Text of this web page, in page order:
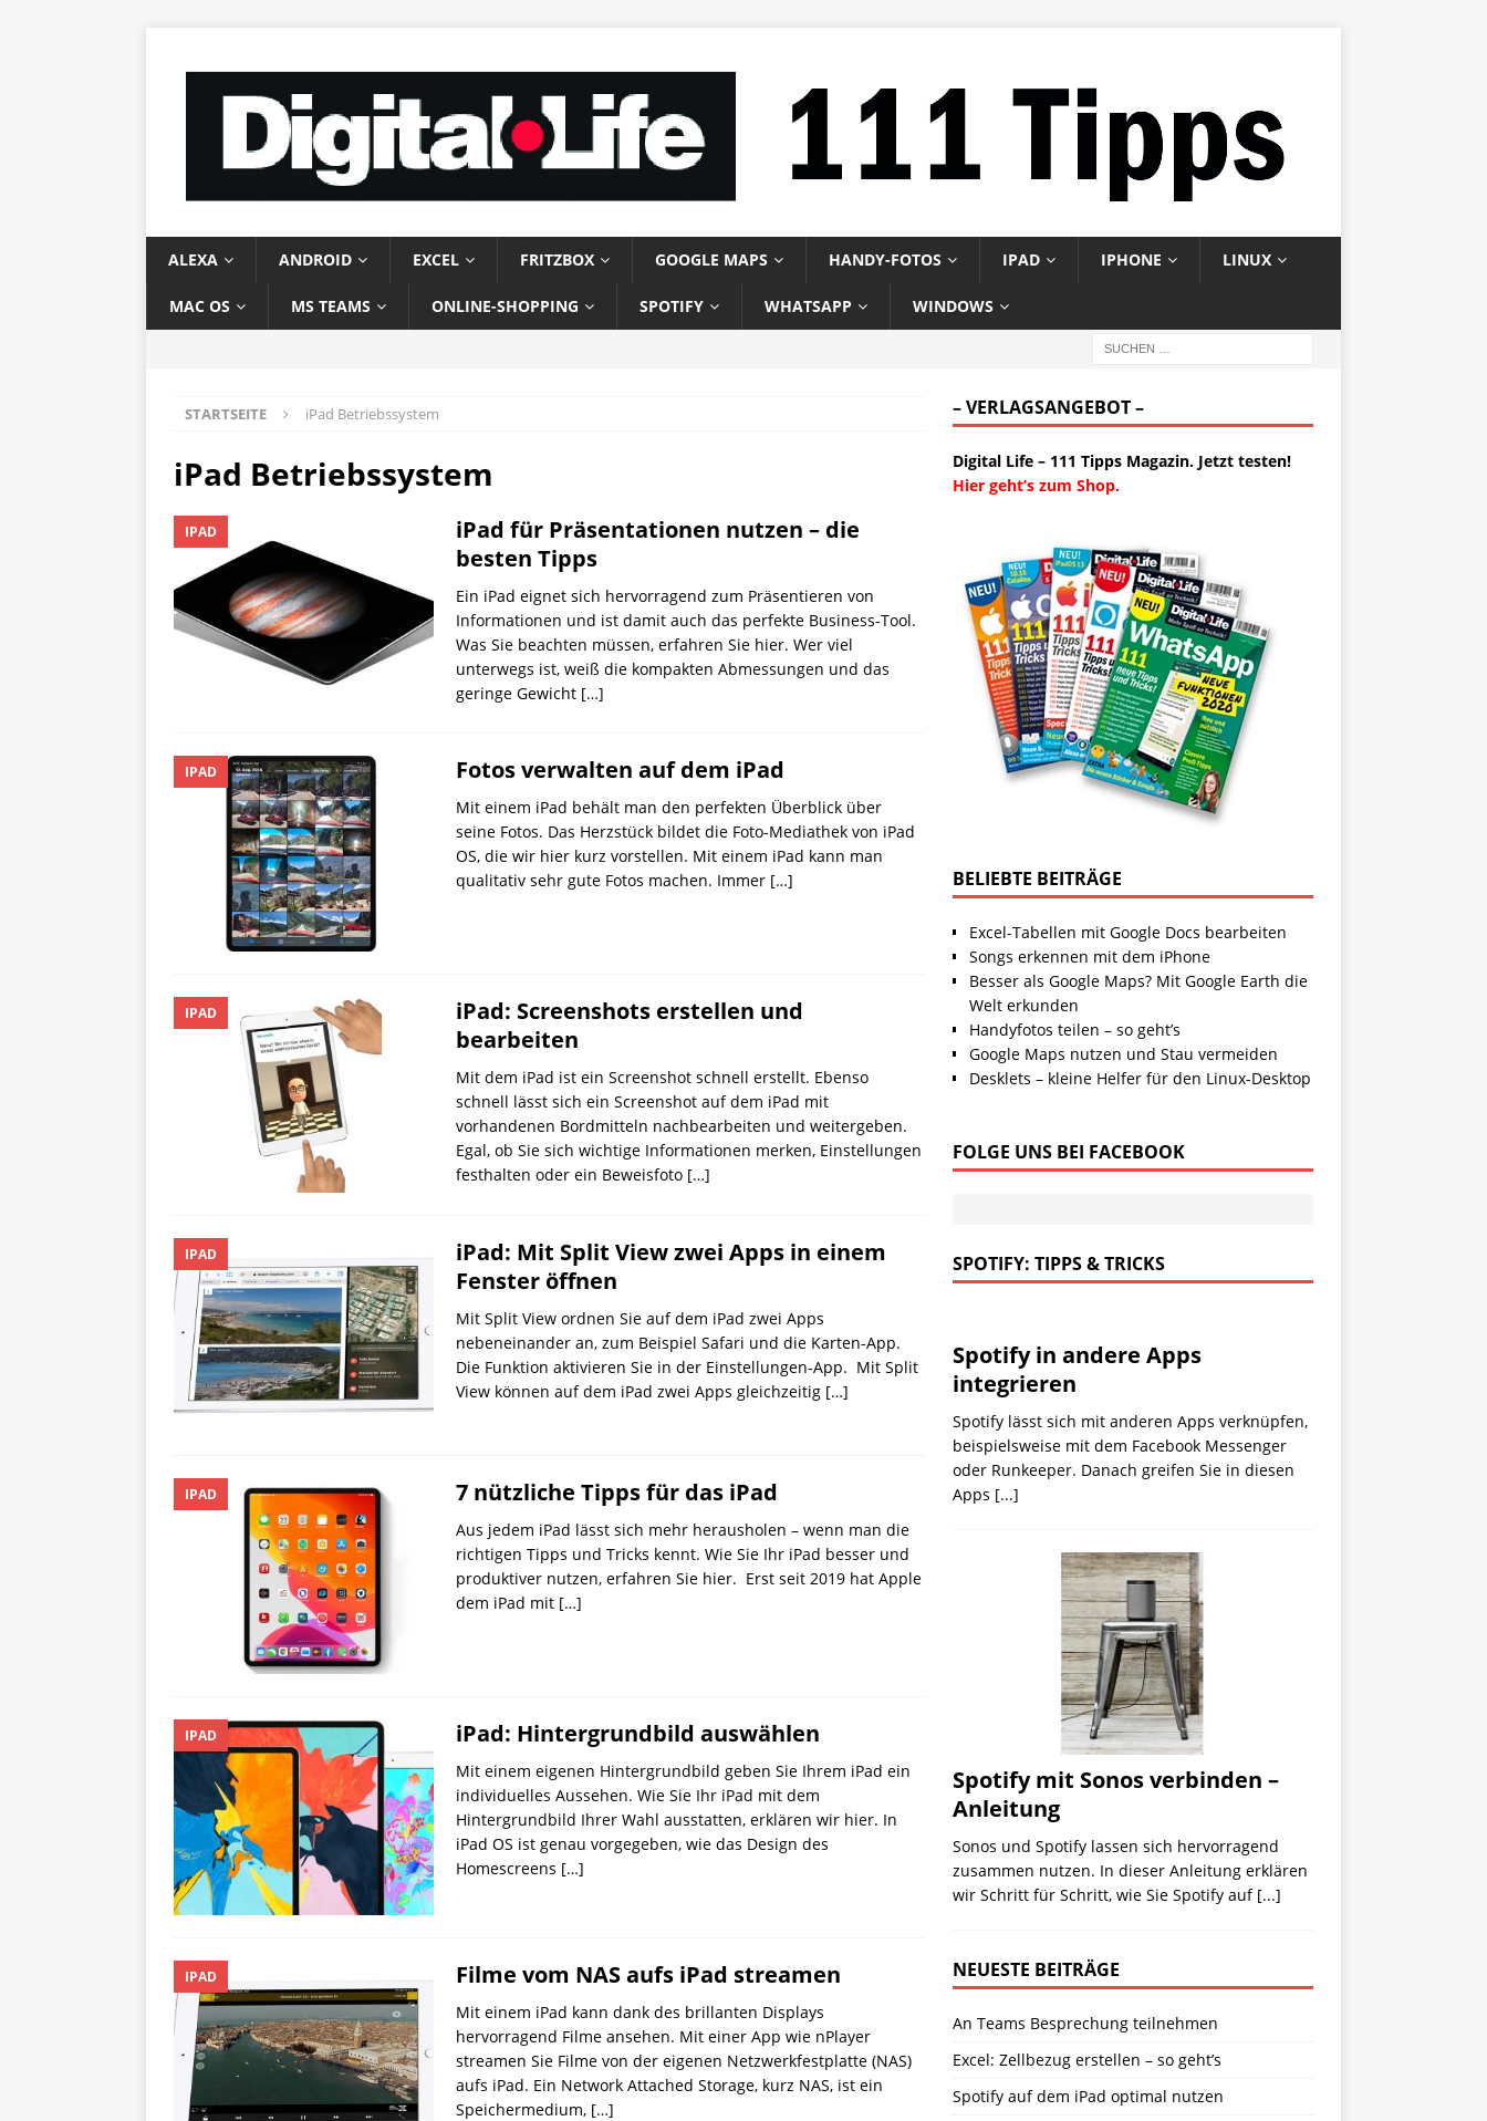
ALEXA ANDROID EXCEL FRITZBOX GOOGLE MAPS HANDY-FOTOS IPAD IPHONE LINUX
MAC OS MS TEAMS ONLINE-SHOPPING SPOTIFY WHATSAPP WINDOWS
STARTSEITE iPad Betriebssystem
iPad Betriebssystem
IPAD
iPad für Präsentationen nutzen – die
besten Tipps
Ein iPad eignet sich hervorragend zum Präsentieren von
Informationen und ist damit auch das perfekte Business-Tool.
Was Sie beachten müssen, erfahren Sie hier. Wer viel
unterwegs ist, weiß die kompakten Abmessungen und das
geringe Gewicht […]
IPAD Fotos verwalten auf dem iPad
Mit einem iPad behält man den perfekten Überblick über
seine Fotos. Das Herzstück bildet die Foto-Mediathek von iPad
OS, die wir hier kurz vorstellen. Mit einem iPad kann man
qualitativ sehr gute Fotos machen. Immer […]
IPAD
iPad: Screenshots erstellen und
bearbeiten
Mit dem iPad ist ein Screenshot schnell erstellt. Ebenso
schnell lässt sich ein Screenshot auf dem iPad mit
vorhandenen Bordmitteln nachbearbeiten und weitergeben.
Egal, ob Sie sich wichtige Informationen merken, Einstellungen
festhalten oder ein Beweisfoto […]
IPAD
iPad: Mit Split View zwei Apps in einem
Fenster öffnen
Mit Split View ordnen Sie auf dem iPad zwei Apps
nebeneinander an, zum Beispiel Safari und die Karten-App.
Die Funktion aktivieren Sie in der Einstellungen-App. Mit Split
View können auf dem iPad zwei Apps gleichzeitig […]
IPAD 7 nützliche Tipps für das iPad
Aus jedem iPad lässt sich mehr herausholen – wenn man die
richtigen Tipps und Tricks kennt. Wie Sie Ihr iPad besser und
produktiver nutzen, erfahren Sie hier. Erst seit 2019 hat Apple
dem iPad mit […]
IPAD iPad: Hintergrundbild auswählen
Mit einem eigenen Hintergrundbild geben Sie Ihrem iPad ein
individuelles Aussehen. Wie Sie Ihr iPad mit dem
Hintergrundbild Ihrer Wahl ausstatten, erklären wir hier. In
iPad OS ist genau vorgegeben, wie das Design des
Homescreens […]
IPAD Filme vom NAS aufs iPad streamen
Mit einem iPad kann dank des brillanten Displays
hervorragend Filme ansehen. Mit einer App wie nPlayer
streamen Sie Filme von der eigenen Netzwerkfestplatte (NAS)
aufs iPad. Ein Network Attached Storage, kurz NAS, ist ein
Speichermedium, […]
– VERLAGSANGEBOT –
Digital Life – 111 Tipps Magazin. Jetzt testen!
Hier geht’s zum Shop.
BELIEBTE BEITRÄGE
Excel-Tabellen mit Google Docs bearbeiten
Songs erkennen mit dem iPhone
Besser als Google Maps? Mit Google Earth die
Welt erkunden
Handyfotos teilen – so geht’s
Google Maps nutzen und Stau vermeiden
Desklets – kleine Helfer für den Linux-Desktop
FOLGE UNS BEI FACEBOOK
SPOTIFY: TIPPS & TRICKS
Spotify in andere Apps
integrieren
Spotify lässt sich mit anderen Apps verknüpfen,
beispielsweise mit dem Facebook Messenger
oder Runkeeper. Danach greifen Sie in diesen
Apps [...]
Spotify mit Sonos verbinden –
Anleitung
Sonos und Spotify lassen sich hervorragend
zusammen nutzen. In dieser Anleitung erklären
wir Schritt für Schritt, wie Sie Spotify auf [...]
NEUESTE BEITRÄGE
An Teams Besprechung teilnehmen
Excel: Zellbezug erstellen – so geht’s
Spotify auf dem iPad optimal nutzen